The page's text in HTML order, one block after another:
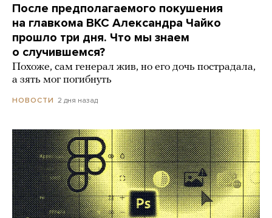
После предполагаемого покушения
на главкома ВКС Александра Чайко
прошло три дня. Что мы знаем
о случившемся?
Похоже, сам генерал жив, но его дочь пострадала,
а зять мог погибнуть
НОВОСТИ 2 дня назад